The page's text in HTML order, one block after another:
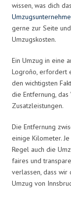
wissen, was dich
gerne zur Seite
Umzugskosten.
Ein Umzug in eine
Logroño, erfordert
den wichtigsten
die Entfernung,
Zusatzleistungen.
Die Entfernung
einige Kilometer.
Regel auch die
faires und
verlassen, dass
Umzug von